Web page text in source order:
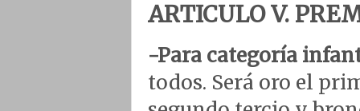
ARTICULO V.
-Para categoría
todos. Será oro el